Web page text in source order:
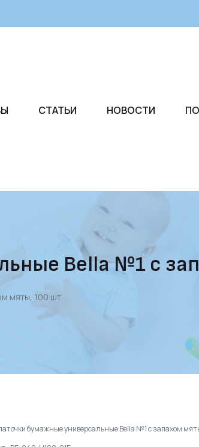
СТАТЬИ НОВОСТИ
Bella №1 с
мяты, 100 шт
бумажные универсальные Bella №1 с запахом